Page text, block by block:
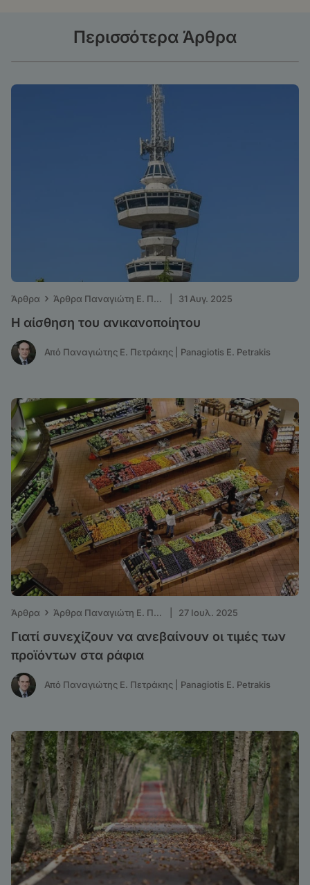
Περισσότερα Άρθρα
Άρθρα › Άρθρα Παναγιώτη Ε. Πετράκη - ΤΑ ΝΕΑ 31 Αυγ. 2025
Η αίσθηση του ανικανοποίητου
Από Παναγιώτης Ε. Πετράκης | Panagiotis E. Petrakis
Άρθρα › Άρθρα Παναγιώτη Ε. Πετράκη - ΤΑ ΝΕΑ 27 Ιουλ. 2025
Γιατί συνεχίζουν να ανεβαίνουν οι τιμές των
προϊόντων στα ράφια
Από Παναγιώτης Ε. Πετράκης | Panagiotis E. Petrakis